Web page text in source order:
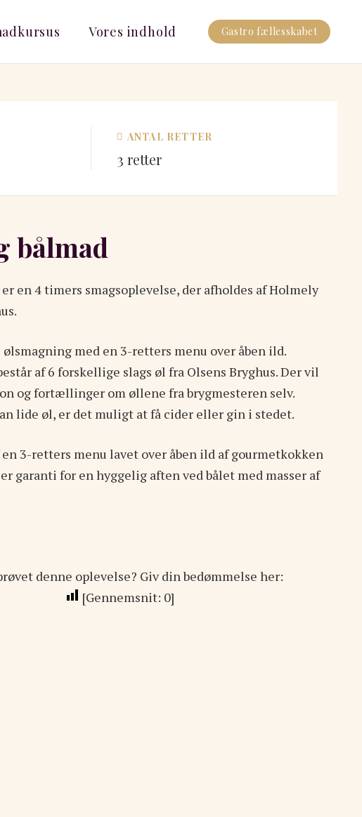
Vores indhold Gastro fællesskabet
ANTAL RETTER
3 retter
bålmad
en 4 timers smagsoplevelse, der afholdes af Holmely
med en 3-retters menu over åben ild.
af 6 forskellige slags øl fra Olsens Bryghus. Der vil
og fortællinger om øllene fra brygmesteren selv.
lide øl, er det muligt at få cider eller gin i stedet.
en 3-retters menu lavet over åben ild af gourmetkokken
garanti for en hyggelig aften ved bålet med masser af
denne oplevelse? Giv din bedømmelse her:
[Gennemsnit: 0]